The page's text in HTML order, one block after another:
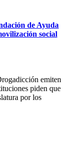
de Ayuda
social
emiten
piden que
por los